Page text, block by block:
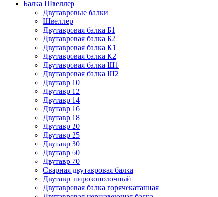
Балка Швеллер
Двутавровые балки
Швеллер
Двутавровая балка Б1
Двутавровая балка Б2
Двутавровая балка К1
Двутавровая балка К2
Двутавровая балка Ш1
Двутавровая балка Ш2
Двутавр 10
Двутавр 12
Двутавр 14
Двутавр 16
Двутавр 18
Двутавр 20
Двутавр 25
Двутавр 30
Двутавр 60
Двутавр 70
Сварная двутавровая балка
Двутавр широкополочный
Двутавровая балка горячекатанная